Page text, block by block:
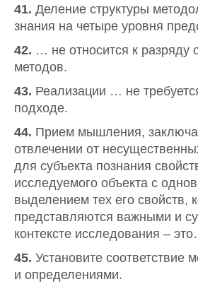
41. Деление структуры
знания на четыре уровня
42. … не относится к разряду
методов.
43. Реализации … не
подходе.
44. Прием мышления,
отвлечении от
для субъекта познания
исследуемого объекта с
выделением тех его свойств,
представляются важными и
контексте исследования –
45. Установите соответствие
и определениями.